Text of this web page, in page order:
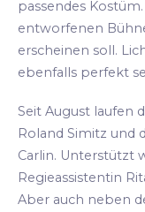
passendes
entworfenen
erscheinen soll.
ebenfalls perfekt
Seit August laufen
Roland Simitz und
Carlin. Unterstützt
Regieassistentin
Aber auch neben